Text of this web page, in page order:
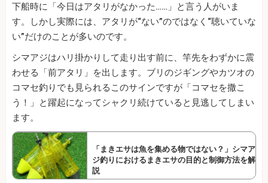
下船時に「今日はアタリがなかった……」と言う人がいま
す。しかし実際には、アタリが“ない”のではなく“聴いていな
い”だけのことが多いのです。
シマアジはハリ掛かりして走り出す前に、竿先をわずかに震
わせる「前アタリ」を出します。ブリのジギングやカツオの
コマセ釣りでも見られるこのサインですが「コマセを撒こ
う！」と躍起になってシャクリ続けていると見逃してしまい
ます。
「まきエサは魚を集める物ではない？」シマア
ジ釣りにおけるまきエサの目的と制御方法を解
説